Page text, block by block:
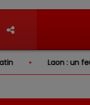
Laon : un feu de